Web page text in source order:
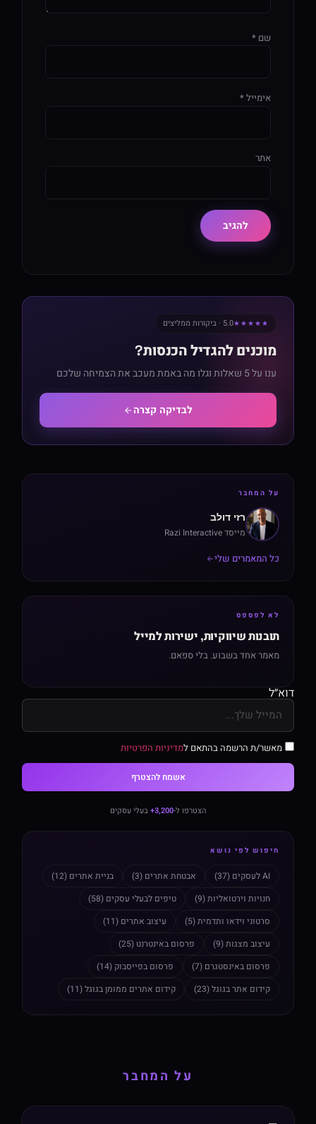
שם*
אימייל*
אתר
★★★★★5.0 · ביקורות ממליצים
מוכנים להגדיל הכנסות?
ענו על 5 שאלות וגלו מה באמת מעכב את הצמיחה שלכם
לבדיקה קצרה
על המחבר
רזי דולב
מייסד Razi Interactive
כל המאמרים שלי
לא לפספס
תובנות שיווקיות, ישירות למייל
מאמר אחד בשבוע. בלי ספאם.
דוא״ל
מאשר/ת הרשמה בהתאם למדיניות הפרטיות
אשמח להצטרף
הצטרפו ל-3,200+ בעלי עסקים
חיפוש לפי נושא
AI לעסקים (37) אבטחת אתרים (3)
בניית אתרים (12)
חנויות וירטואליות (9)
טיפים לבעלי עסקים (58)
סרטוני וידאו ותדמית (5)
עיצוב אתרים (11)
עיצוב מצגות (9)
פרסום באינטרנט (25)
פרסום באינסטגרם (7)
פרסום בפייסבוק (14)
קידום אתר בגוגל (23)
קידום אתרים ממומן בגוגל (11)
על המחבר